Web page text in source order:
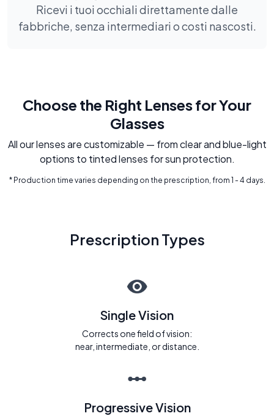
Ricevi i tuoi occhiali direttamente dalle
fabbriche, senza intermediari o costi nascosti.
Choose the Right Lenses for Your
Glasses
All our lenses are customizable — from clear and blue-light
options to tinted lenses for sun protection.
* Production time varies depending on the prescription, from 1 - 4 days.
Prescription Types
Single Vision
Corrects one field of vision:
near, intermediate, or distance.
Progressive Vision